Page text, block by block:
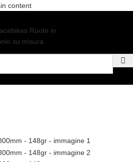
content
superiori a €99 - 📣 Paga con PayPal in